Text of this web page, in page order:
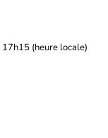
17h15 (heure locale)